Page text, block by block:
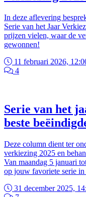
In deze aflevering
Serie van het Jaar
prijzen vielen, waar de
gewonnen!
11 februari 2026,
4
Serie van het
beste
Deze column dient ter
verkiezing 2025 en
Van maandag 5 januari
op jouw favoriete serie in
31 december 2025,